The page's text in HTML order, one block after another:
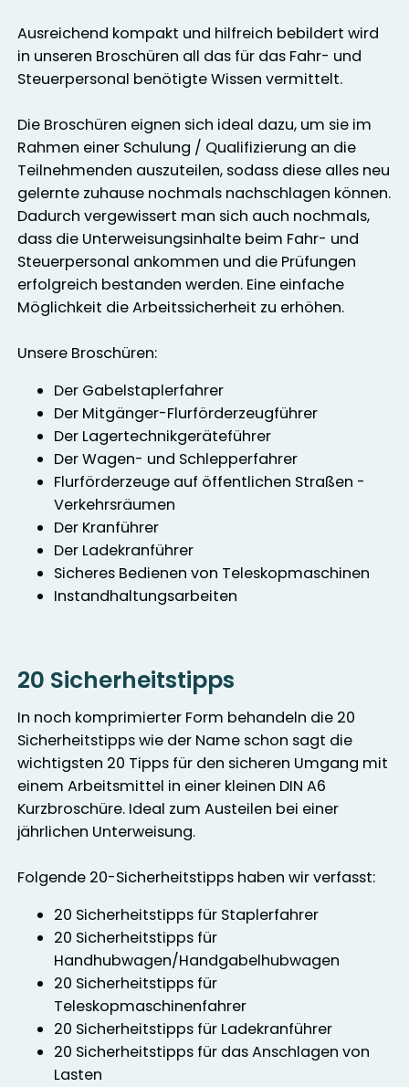
Ausreichend kompakt und hilfreich bebildert wird
in unseren Broschüren all das für das Fahr- und
Steuerpersonal benötigte Wissen vermittelt.
Die Broschüren eignen sich ideal dazu, um sie im
Rahmen einer Schulung / Qualifizierung an die
Teilnehmenden auszuteilen, sodass diese alles neu
gelernte zuhause nochmals nachschlagen können.
Dadurch vergewissert man sich auch nochmals,
dass die Unterweisungsinhalte beim Fahr- und
Steuerpersonal ankommen und die Prüfungen
erfolgreich bestanden werden. Eine einfache
Möglichkeit die Arbeitssicherheit zu erhöhen.
Unsere Broschüren:
Der Gabelstaplerfahrer
Der Mitgänger-Flurförderzeugführer
Der Lagertechnikgeräteführer
Der Wagen- und Schlepperfahrer
Flurförderzeuge auf öffentlichen Straßen -
Verkehrsräumen
Der Kranführer
Der Ladekranführer
Sicheres Bedienen von Teleskopmaschinen
Instandhaltungsarbeiten
20 Sicherheitstipps
In noch komprimierter Form behandeln die 20
Sicherheitstipps wie der Name schon sagt die
wichtigsten 20 Tipps für den sicheren Umgang mit
einem Arbeitsmittel in einer kleinen DIN A6
Kurzbroschüre. Ideal zum Austeilen bei einer
jährlichen Unterweisung.
Folgende 20-Sicherheitstipps haben wir verfasst:
20 Sicherheitstipps für Staplerfahrer
20 Sicherheitstipps für
Handhubwagen/Handgabelhubwagen
20 Sicherheitstipps für
Teleskopmaschinenfahrer
20 Sicherheitstipps für Ladekranführer
20 Sicherheitstipps für das Anschlagen von
Lasten